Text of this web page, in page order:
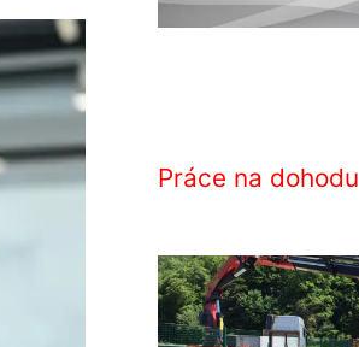
Práce na dohodu